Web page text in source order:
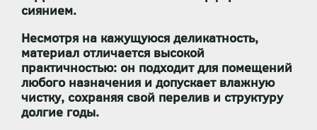
сиянием.
Несмотря на кажущуюся деликатность,
материал отличается высокой
практичностью: он подходит для помещений
любого назначения и допускает влажную
чистку, сохраняя свой перелив и структуру
долгие годы.